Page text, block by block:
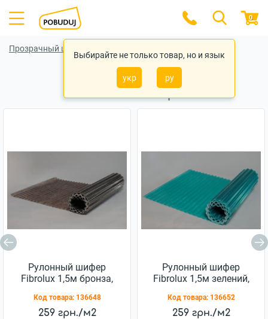
Выбирайте не только товар, но и язык
укр ру
0
Прозрачный шифер
Похожие товары
Рулонный шифер
Fibrolux 1,5м бронза,
Код товара: 136648
259 грн./м2
Рулонный шифер
Fibrolux 1,5м зелений,
Код товара: 136652
259 грн./м2